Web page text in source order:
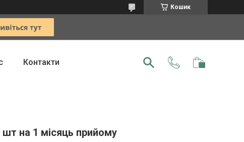
Кошик
Контакти
на 1 місяць прийому